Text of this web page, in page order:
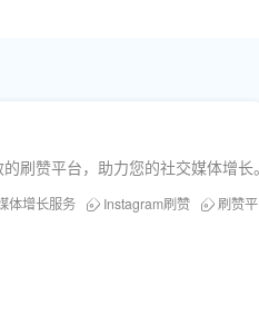
刷赞平台，助力您的社交媒体增长。
体增长服务 Instagram刷赞 刷赞平